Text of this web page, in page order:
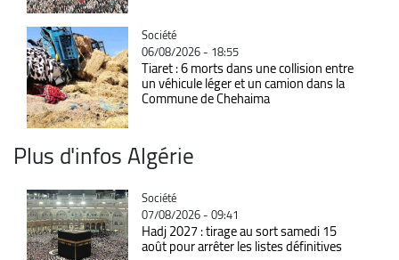
Catégorie
Société
06/08/2026 - 18:55
Tiaret : 6 morts dans une collision entre
un véhicule léger et un camion dans la
Commune de Chehaima
Plus d'infos Algérie
Catégorie
Société
07/08/2026 - 09:41
Hadj 2027 : tirage au sort samedi 15
août pour arrêter les listes définitives